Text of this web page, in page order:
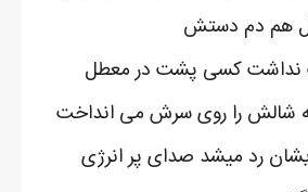
هم دم دستش
کسی پشت در معطل
شالش را روی سرش می انداخت
رد میشد صدای پر انرژی